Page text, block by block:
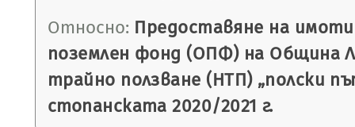
Относно: Предоставяне на
поземлен фонд (ОПФ) на Община
трайно ползване (НТП) „полски
стопанската 2020/2021 г.